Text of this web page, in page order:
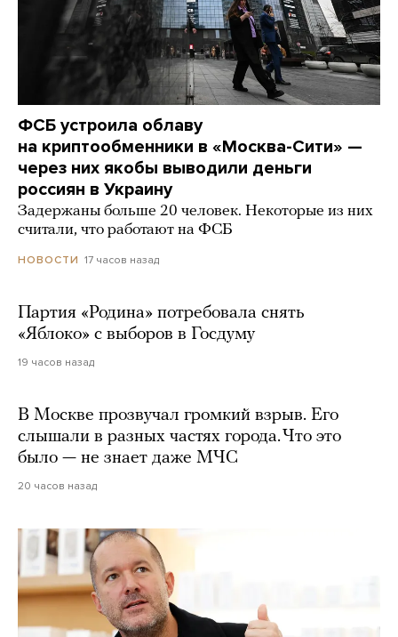
ФСБ устроила облаву
на криптообменники в «Москва-Сити» —
через них якобы выводили деньги
россиян в Украину
Задержаны больше 20 человек. Некоторые из них
считали, что работают на ФСБ
НОВОСТИ 17 часов назад
Партия «Родина» потребовала снять
«Яблоко» с выборов в Госдуму
19 часов назад
В Москве прозвучал громкий взрыв. Его
слышали в разных частях города. Что это
было — не знает даже МЧС
20 часов назад